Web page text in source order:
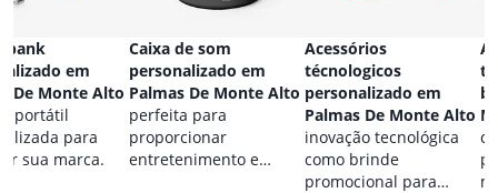
bank
em
De Monte Alto
portátil
para
sua marca.
Caixa de som
personalizado em
Palmas De Monte Alto
perfeita para
proporcionar
entretenimento e
Acessórios
técnologicos
personalizado em
Palmas De Monte Alto
inovação tecnológica
como brinde
promocional para